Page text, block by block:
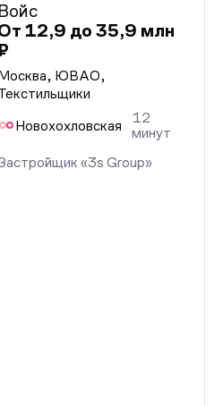
Войс
12,9 до 35,9 млн
ЮВАО,
Новохохловская
12
минут
«3s Group»